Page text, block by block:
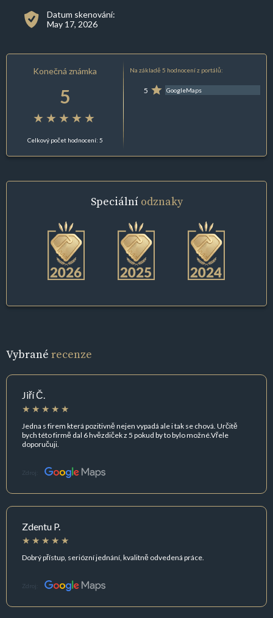
Datum skenování:
May 17, 2026
Konečná známka
5
Celkový počet hodnocení: 5
Na základě 5 hodnocení z portálů:
5 GoogleMaps
Speciální odznaky
Vybrané recenze
Jiří Č.
Jedna s firem která pozitivně nejen vypadá ale i tak se chová. Určitě
bych této firmě dal 6 hvězdiček z 5 pokud by to bylo možné.Vřele
doporučuji.
Zdroj:
Zdentu P.
Dobrý přístup, seriózní jednání, kvalitně odvedená práce.
Zdroj: